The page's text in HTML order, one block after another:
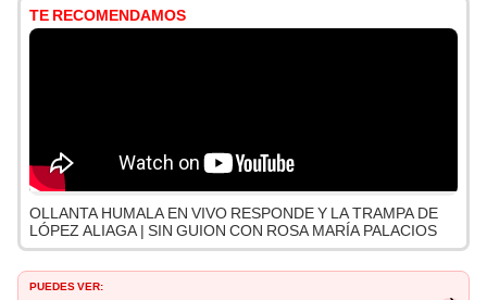
TE RECOMENDAMOS
OLLANTA HUMALA EN VIVO RESPONDE Y LA TRAMPA DE
LÓPEZ ALIAGA | SIN GUION CON ROSA MARÍA PALACIOS
PUEDES VER: